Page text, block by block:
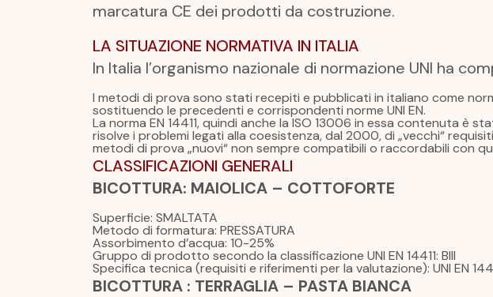
marcatura CE dei prodotti da costruzione.
LA SITUAZIONE NORMATIVA IN ITALIA
In Italia l’organismo nazionale di normazione UNI ha
I metodi di prova sono stati recepiti e pubblicati in italiano come
sostituendo le precedenti e corrispondenti norme UNI EN.
La norma EN 14411, quindi anche la ISO 13006 in essa contenuta è
risolve i problemi legati alla coesistenza, dal 2000, di „vecchi“
metodi di prova „nuovi“ non sempre compatibili o raccordabili con
CLASSIFICAZIONI GENERALI
BICOTTURA: MAIOLICA – COTTOFORTE
Superficie: SMALTATA
Metodo di formatura: PRESSATURA
Assorbimento d’acqua: 10-25%
Gruppo di prodotto secondo la classificazione UNI EN 14411: BIII
Specifica tecnica (requisiti e riferimenti per la valutazione): UNI EN
BICOTTURA : TERRAGLIA – PASTA BIANCA